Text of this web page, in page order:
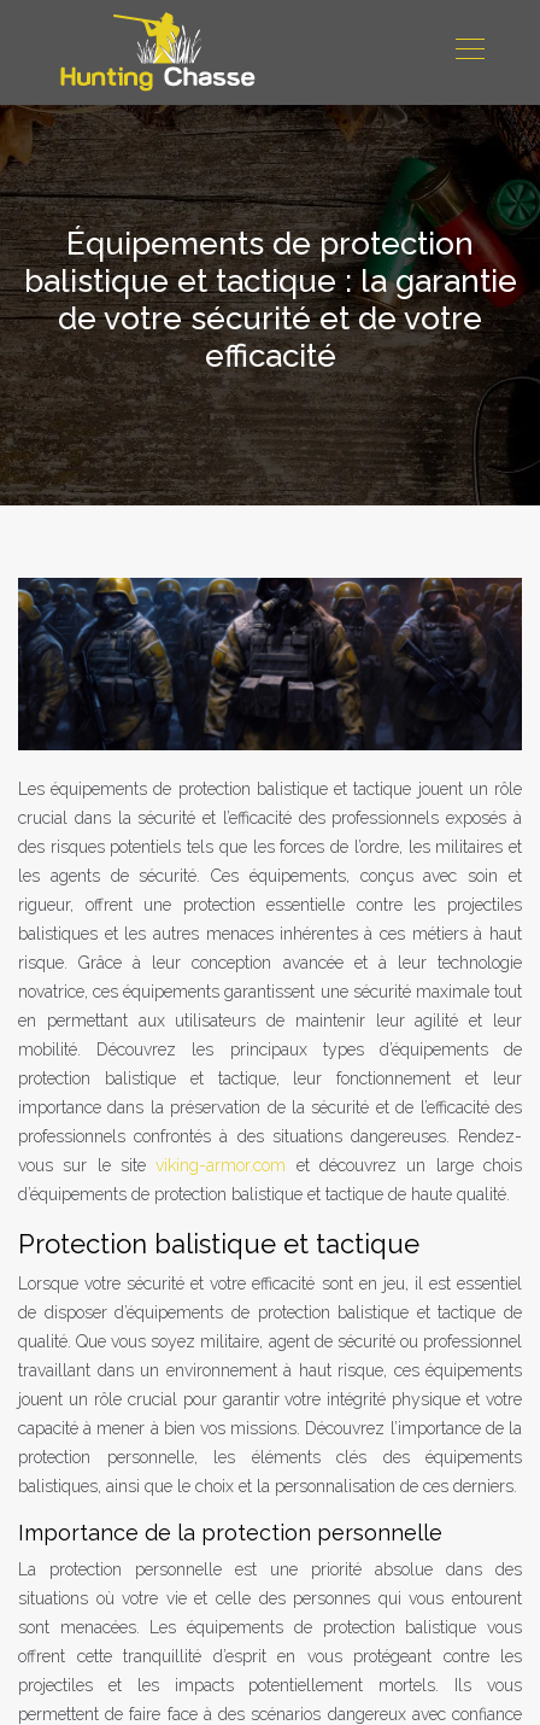
Équipements de protection
balistique et tactique : la garantie
de votre sécurité et de votre
efficacité
Les équipements de protection balistique et tactique jouent un rôle
crucial dans la sécurité et l’efficacité des professionnels exposés à
des risques potentiels tels que les forces de l’ordre, les militaires et
les agents de sécurité. Ces équipements, conçus avec soin et
rigueur, offrent une protection essentielle contre les projectiles
balistiques et les autres menaces inhérentes à ces métiers à haut
risque. Grâce à leur conception avancée et à leur technologie
novatrice, ces équipements garantissent une sécurité maximale tout
en permettant aux utilisateurs de maintenir leur agilité et leur
mobilité. Découvrez les principaux types d’équipements de
protection balistique et tactique, leur fonctionnement et leur
importance dans la préservation de la sécurité et de l’efficacité des
professionnels confrontés à des situations dangereuses. Rendez-
vous sur le siteviking-armor.com et découvrez un large chois
d’équipements de protection balistique et tactique de haute qualité.
Protection balistique et tactique
Lorsque votre sécurité et votre efficacité sont en jeu, il est essentiel
de disposer d’équipements de protection balistique et tactique de
qualité. Que vous soyez militaire, agent de sécurité ou professionnel
travaillant dans un environnement à haut risque, ces équipements
jouent un rôle crucial pour garantir votre intégrité physique et votre
capacité à mener à bien vos missions. Découvrez l’importance de la
protection personnelle, les éléments clés des équipements
balistiques, ainsi que le choix et la personnalisation de ces derniers.
Importance de la protection personnelle
La protection personnelle est une priorité absolue dans des
situations où votre vie et celle des personnes qui vous entourent
sont menacées. Les équipements de protection balistique vous
offrent cette tranquillité d’esprit en vous protégeant contre les
projectiles et les impacts potentiellement mortels. Ils vous
permettent de faire face à des scénarios dangereux avec confiance